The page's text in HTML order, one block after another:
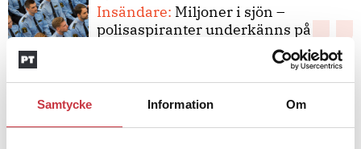
Samtycke Information Om
Insändare: Miljoner i sjön –
polisaspiranter underkänns på
Jens Mårtensson:Snart 20 år i tjänst